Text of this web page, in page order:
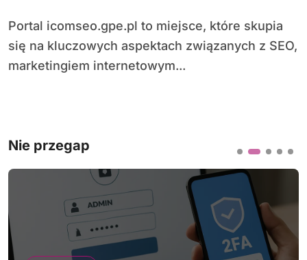
Portal icomseo.gpe.pl to miejsce, które skupia
się na kluczowych aspektach związanych z SEO,
marketingiem internetowym...
Nie przegap